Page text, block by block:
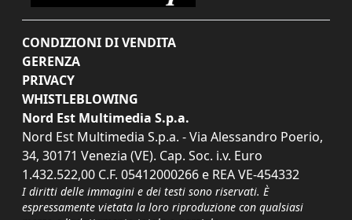
CONDIZIONI DI VENDITA
GERENZA
PRIVACY
WHISTLEBLOWING
Nord Est Multimedia S.p.a.
Nord Est Multimedia S.p.a. - Via Alessandro Poerio,
34, 30171 Venezia (VE). Cap. Soc. i.v. Euro
1.432.522,00 C.F. 05412000266 e REA VE-454332
I diritti delle immagini e dei testi sono riservati. È
espressamente vietata la loro riproduzione con qualsiasi